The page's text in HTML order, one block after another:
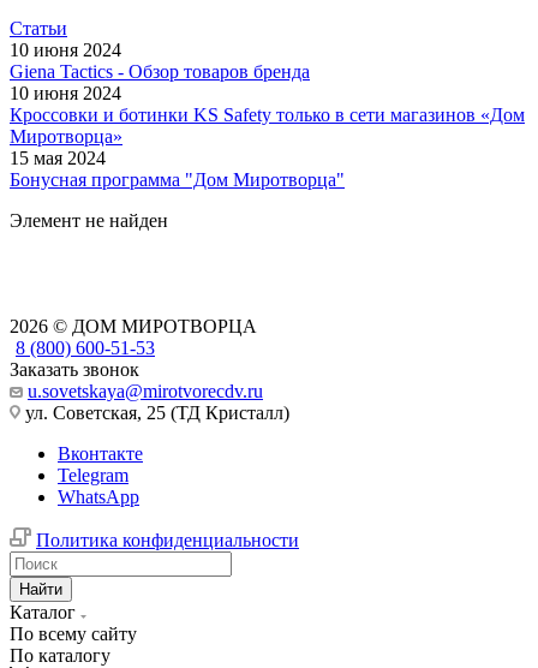
Статьи
10 июня 2024
Giena Tactics - Обзор товаров бренда
10 июня 2024
Кроссовки и ботинки KS Safety только в сети магазинов «Дом
Миротворца»
15 мая 2024
Бонусная программа "Дом Миротворца"
Элемент не найден
2026 © ДОМ МИРОТВОРЦА
8 (800) 600-51-53
Заказать звонок
u.sovetskaya@mirotvorecdv.ru
ул. Советская, 25 (ТД Кристалл)
Вконтакте
Telegram
WhatsApp
Политика конфиденциальности
Найти
Каталог
По всему сайту
По каталогу